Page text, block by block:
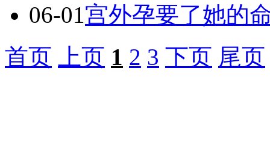
06-01宫外孕要了她的
首页
上页 1 2 3 下页 尾页